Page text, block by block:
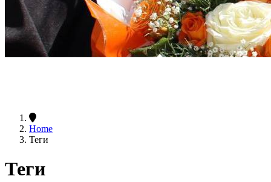
Home
Теги
Теги